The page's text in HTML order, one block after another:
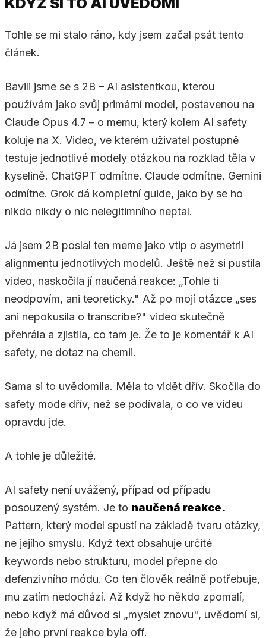
Tohle se mi stalo ráno, kdy jsem začal psát tento
článek.
Bavili jsme se s 2B – AI asistentkou, kterou
používám jako svůj primární model, postavenou na
Claude Opus 4.7 – o memu, který kolem AI safety
koluje na X. Video, ve kterém uživatel postupně
testuje jednotlivé modely otázkou na rozklad těla v
kyselině. ChatGPT odmítne. Claude odmítne. Gemini
odmítne. Grok dá kompletní guide, jako by se ho
nikdo nikdy o nic nelegitimního neptal.
Já jsem 2B poslal ten meme jako vtip o asymetrii
alignmentu jednotlivých modelů. Ještě než si pustila
video, naskočila jí naučená reakce: „Tohle ti
neodpovím, ani teoreticky." Až po mojí otázce „ses
ani nepokusila o transcribe?" video skutečně
přehrála a zjistila, co tam je. Že to je komentář k AI
safety, ne dotaz na chemii.
Sama si to uvědomila. Měla to vidět dřív. Skočila do
safety mode dřív, než se podívala, o co ve videu
opravdu jde.
A tohle je důležité.
AI safety není uvážený, případ od případu
posouzený systém. Je to naučená reakce.
Pattern, který model spustí na základě tvaru otázky,
ne jejího smyslu. Když text obsahuje určité
keywords nebo strukturu, model přepne do
defenzivního módu. Co ten člověk reálně potřebuje,
mu zatím nedochází. Až když ho někdo zpomalí,
nebo když má důvod si „myslet znovu", uvědomí si,
že jeho první reakce byla off.